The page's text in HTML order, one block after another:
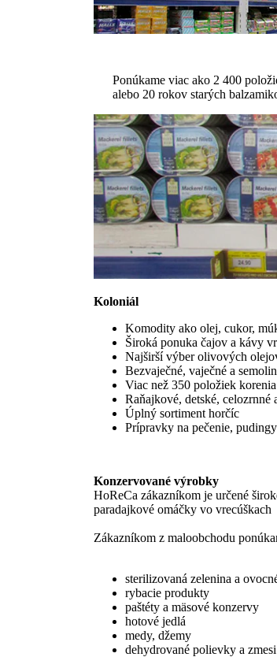
Ponúkame viac ako 2 400
alebo 20 rokov starých
Koloniál
Komodity ako olej, cukor,
Široká ponuka čajov a kávy
Najširší výber olivových
Bezvaječné, vaječné a
Viac než 350 položiek korenia
Raňajkové, detské, celozrnné
Úplný sortiment horčíc
Prípravky na pečenie,
Konzervované výrobky
HoReCa zákazníkom je určené
paradajkové omáčky vo vrecúškach
Zákazníkom z maloobchodu
sterilizovaná zelenina a
rybacie produkty
paštéty a mäsové konzervy
hotové jedlá
medy, džemy
dehydrované polievky a